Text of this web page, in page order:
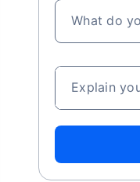
What do
Explain